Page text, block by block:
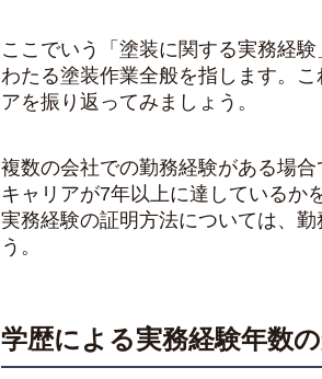
ここでいう「塗装に関する実務経
わたる塗装作業全般を指します。
アを振り返ってみましょう。
複数の会社での勤務経験がある場
キャリアが7年以上に達しているか
実務経験の証明方法については、
う。
学歴による実務経験年数